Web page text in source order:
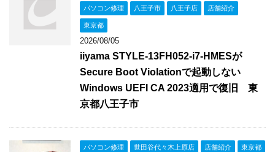
パソコン修理 八王子市 八王子店 店舗紹介
東京都
2026/08/05
iiyama STYLE-13FH052-i7-HMESが
Secure Boot Violationで起動しない
Windows UEFI CA 2023適用で復旧 東
京都八王子市
パソコン修理 世田谷代々木上原店 店舗紹介 東京都